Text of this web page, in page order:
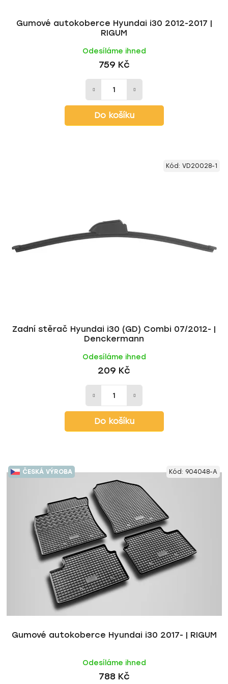
Gumové autokoberce Hyundai i30 2012-2017 |
RIGUM
Odesíláme ihned
759 Kč
Do košíku
Zadní stěrač Hyundai i30 (GD) Combi 07/2012- |
Denckermann
Odesíláme ihned
209 Kč
Do košíku
Kód: VD20028-1
ČESKÁ VÝROBA
Gumové autokoberce Hyundai i30 2017- | RIGUM
Odesíláme ihned
788 Kč
Kód: 904048-A